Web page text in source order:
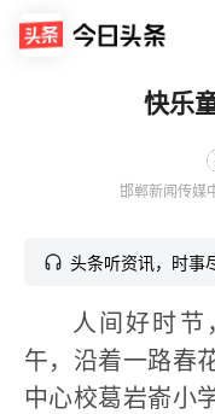
快乐
邯郸新闻传媒
头条听资讯，时事
人间好时节
午，沿着一路春
中心校葛岩嵛小